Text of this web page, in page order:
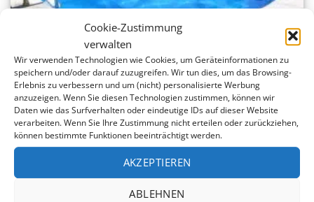
Cookie-Zustimmung
verwalten
Wir verwenden Technologien wie Cookies, um Geräteinformationen zu
speichern und/oder darauf zuzugreifen. Wir tun dies, um das Browsing-
Erlebnis zu verbessern und um (nicht) personalisierte Werbung
anzuzeigen. Wenn Sie diesen Technologien zustimmen, können wir
Daten wie das Surfverhalten oder eindeutige IDs auf dieser Website
verarbeiten. Wenn Sie Ihre Zustimmung nicht erteilen oder zurückziehen,
können bestimmte Funktionen beeinträchtigt werden.
AKZEPTIEREN
ABLEHNEN
STAHLWANDPOOL-SET FRANZ mit EINHÄNGSKIMMER –
OVAL 486 x 250 x 150 cm
ab2.527,35€